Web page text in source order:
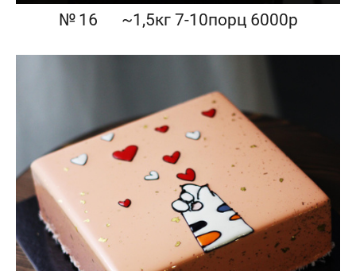
№ 16⠀⠀~1,5кг 7-10порц 6000р